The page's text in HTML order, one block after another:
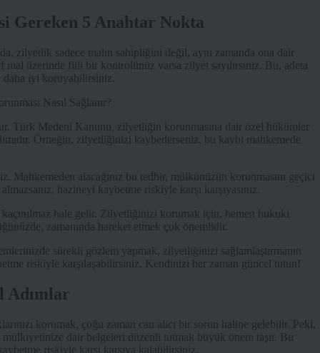
Gereken 5 Anahtar Nokta
sadece malın sahipliğini değil, aynı zamanda ona dair
üzerinde fiili bir kontrolünüz varsa zilyet sayılırsınız. Bu, adeta
daha iyi koruyabilirsiniz.
Türk Medeni Kanunu, zilyetliğin korunmasına dair özel hükümler
Örneğin, zilyetliğinizi kaybederseniz, bu kaybı mahkemede
alacağınız bu tedbir, mülkünüzün korunmasını geçici
hazineyi kaybetme riskiyle karşı karşıyasınız.
hale gelir. Zilyetliğinizi korumak için, hemen hukuki
zamanında hareket etmek çok önemlidir.
sürekli gözlem yapmak, zilyetliğinizi sağlamlaştırmanın
riskiyle karşılaşabilirsiniz. Kendinizi her zaman güncel tutun!
Adımlar
korumak, çoğu zaman can alıcı bir sorun haline gelebilir. Peki,
dair belgeleri düzenli tutmak büyük önem taşır. Bu
riskiyle karşı karşıya kalabilirsiniz.